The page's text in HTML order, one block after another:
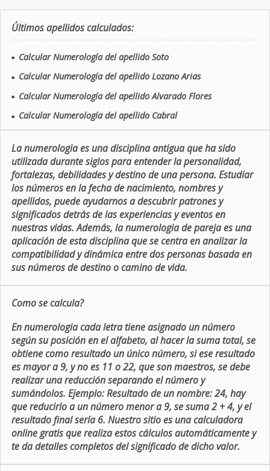
Últimos apellidos calculados:
■ Calcular Numerología del apellido Soto
■ Calcular Numerología del apellido Lozano Arias
■ Calcular Numerología del apellido Alvarado Flores
■ Calcular Numerología del apellido Cabral
La numerologia es una disciplina antigua que ha sido
utilizada durante siglos para entender la personalidad,
fortalezas, debilidades y destino de una persona. Estudiar
los números en la fecha de nacimiento, nombres y
apellidos, puede ayudarnos a descubrir patrones y
significados detrás de las experiencias y eventos en
nuestras vidas. Además, la numerologia de pareja es una
aplicación de esta disciplina que se centra en analizar la
compatibilidad y dinámica entre dos personas basada en
sus números de destino o camino de vida.
Como se calcula?
En numerologia cada letra tiene asignado un número
según su posición en el alfabeto, al hacer la suma total, se
obtiene como resultado un único número, si ese resultado
es mayor a 9, y no es 11 o 22, que son maestros, se debe
realizar una reducción separando el número y
sumándolos. Ejemplo: Resultado de un nombre: 24, hay
que reducirlo a un número menor a 9, se suma 2 + 4, y el
resultado final sería 6. Nuestro sitio es una calculadora
online gratis que realiza estos cálculos automáticamente y
te da detalles completos del significado de dicho valor.